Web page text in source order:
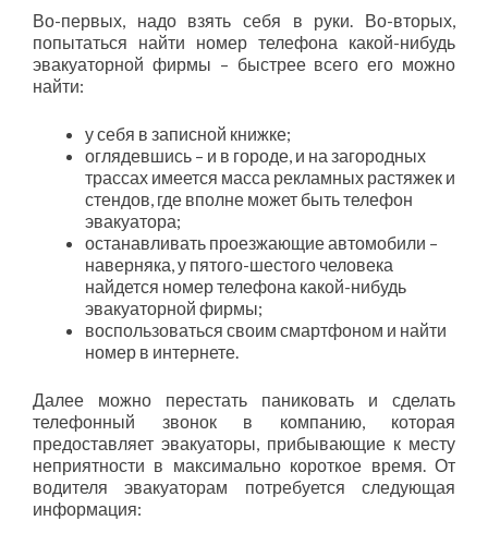
Во-первых, надо взять себя в руки. Во-вторых,
попытаться найти номер телефона какой-нибудь
эвакуаторной фирмы – быстрее всего его можно
найти:
у себя в записной книжке;
оглядевшись – и в городе, и на загородных
трассах имеется масса рекламных растяжек и
стендов, где вполне может быть телефон
эвакуатора;
останавливать проезжающие автомобили –
наверняка, у пятого-шестого человека
найдется номер телефона какой-нибудь
эвакуаторной фирмы;
воспользоваться своим смартфоном и найти
номер в интернете.
Далее можно перестать паниковать и сделать
телефонный звонок в компанию, которая
предоставляет эвакуаторы, прибывающие к месту
неприятности в максимально короткое время. От
водителя эвакуаторам потребуется следующая
информация: